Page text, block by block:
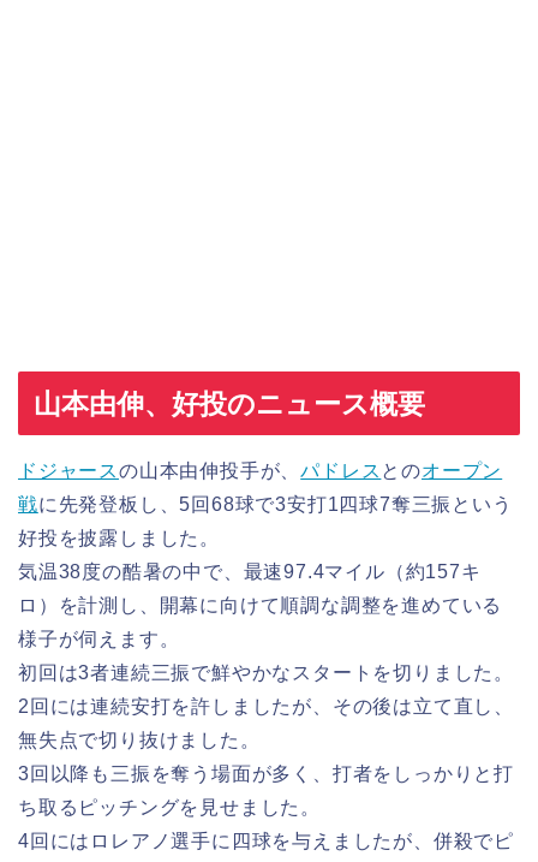
山本由伸、好投のニュース概要
ドジャースの山本由伸投手が、パドレス とのオープン
戦に先発登板し、5回68球で3安打1四球7奪三振という
好投を披露しました。
気温38度の酷暑の中で、最速97.4マイル（約157キ
ロ）を計測し、開幕に向けて順調な調整を進めている
様子が伺えます。
初回は3者連続三振で鮮やかなスタートを切りました。
2回には連続安打を許しましたが、その後は立て直し、
無失点で切り抜けました。
3回以降も三振を奪う場面が多く、打者をしっかりと打
ち取るピッチングを見せました。
4回にはロレアノ選手に四球を与えましたが、併殺でピ